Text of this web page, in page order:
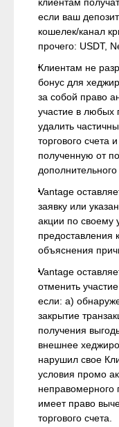
если ваш
кошелек/канал
прочего: USDT,
Клиентам не
бонус для
за собой право
участие в любых
удалить
торгового счета
полученную от
Vantage
заявку или
акции по своему
предоставления
объяснения
Vantage
отменить
если: а)
закрытие
получения
внешнее
нарушил свое
условия промо
неправомерного
имеет право
торгового счета.